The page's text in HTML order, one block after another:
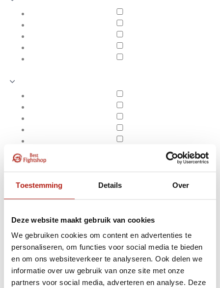
Toestemming Details Over
Deze website maakt gebruik van cookies
We gebruiken cookies om content en advertenties te
personaliseren, om functies voor social media te bieden
en om ons websiteverkeer te analyseren. Ook delen we
informatie over uw gebruik van onze site met onze
partners voor social media, adverteren en analyse. Deze
Apply filters
Producten getagd met
Affliction Demon Eyes T-
Shirt